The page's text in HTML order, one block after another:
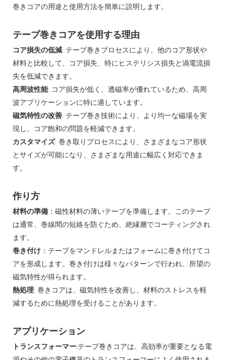
巻きコア​​の用途と使用方法を簡単に説明します。
テープ巻きコア​​を使用する理由
コア損失の低減: テープ巻きプロセスにより、他のコア形状や
材料と比較して、コア損失、特にヒステリシス損失と渦電流損
失を低減できます。
高周波性能: コア損失が低く、透磁率が優れているため、高周
波アプリケーションに特に適しています。
磁気特性の改善: テープ巻き技術により、より均一な磁場を実
現し、コア飽和の問題を軽減できます。
カスタマイズ: 巻き取りプロセスにより、さまざまなコア形状
とサイズが可能になり、さまざまな用途に幅広く対応できま
す。
作り方
材料の準備 ：磁性材料の薄いテープを準備します。このテープ
は通常、巻線間の短絡を防ぐため、絶縁層でコーティングされ
ます。
巻き付け ：テープをマンドレルまたはフォームに巻き付けてコ
アを形成します。巻き付けは様々なパターンで行われ、所望の
磁気特性が得られます。
熱処理: 巻きコアは、磁気特性を改善し、材料のストレスを軽
減するために熱処理を受けることがあります。
アプリケーション
トランスフォーマー:テープ巻きコア​​は、高効率が重要となる電